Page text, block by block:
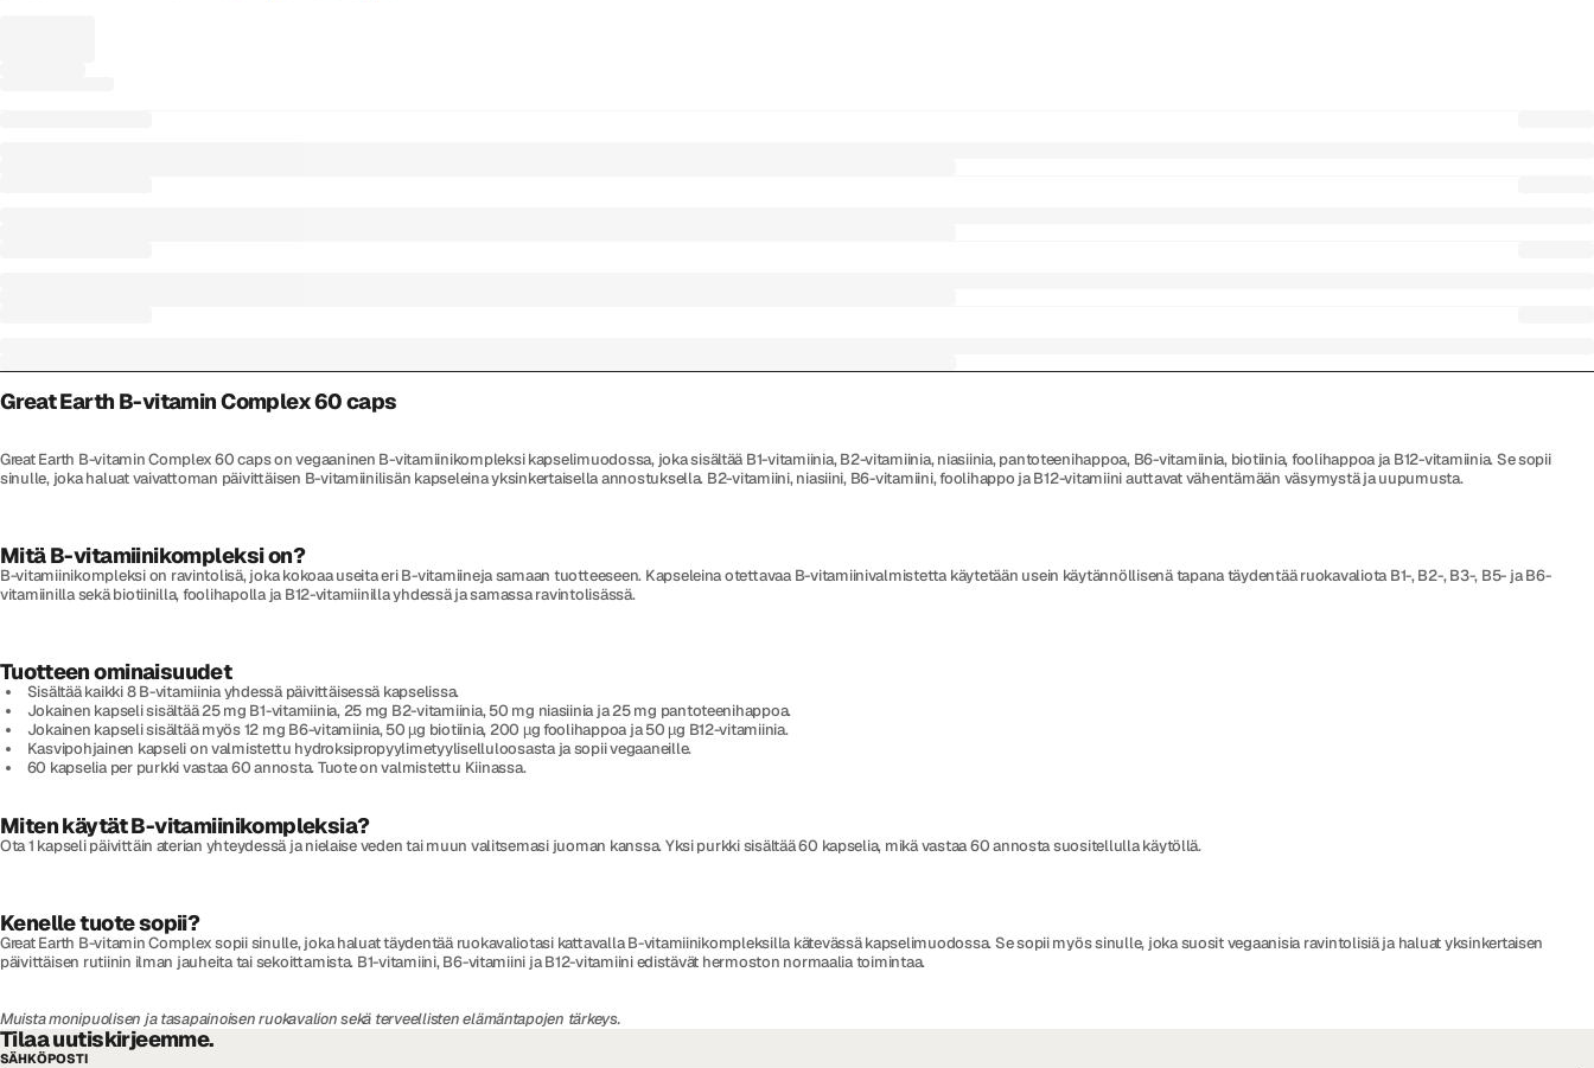
Great Earth B-vitamin Complex 60 caps
Great Earth B-vitamin Complex 60 caps on vegaaninen B-vitamiinikompleksi kapselimuodossa, joka sisältää B1-vitamiinia, B2-vitamiinia, niasiinia, pantoteenihappoa, B6-vitamiinia, biotiinia, foolihappoa ja B12-vitamiinia. Se sopii
sinulle, joka haluat vaivattoman päivittäisen B-vitamiinilisän kapseleina yksinkertaisella annostuksella. B2-vitamiini, niasiini, B6-vitamiini, foolihappo ja B12-vitamiini auttavat vähentämään väsymystä ja uupumusta.
Mitä B-vitamiinikompleksi on?
B-vitamiinikompleksi on ravintolisä, joka kokoaa useita eri B-vitamiineja samaan tuotteeseen. Kapseleina otettavaa B-vitamiinivalmistetta käytetään usein käytännöllisenä tapana täydentää ruokavaliota B1-, B2-, B3-, B5- ja B6-
vitamiinilla sekä biotiinilla, foolihapolla ja B12-vitamiinilla yhdessä ja samassa ravintolisässä.
Tuotteen ominaisuudet
Sisältää kaikki 8 B-vitamiinia yhdessä päivittäisessä kapselissa.
Jokainen kapseli sisältää 25 mg B1-vitamiinia, 25 mg B2-vitamiinia, 50 mg niasiinia ja 25 mg pantoteenihappoa.
Jokainen kapseli sisältää myös 12 mg B6-vitamiinia, 50 µg biotiinia, 200 µg foolihappoa ja 50 µg B12-vitamiinia.
Kasvipohjainen kapseli on valmistettu hydroksipropyylimetyyliselluloosasta ja sopii vegaaneille.
60 kapselia per purkki vastaa 60 annosta. Tuote on valmistettu Kiinassa.
Miten käytät B-vitamiinikompleksia?
Ota 1 kapseli päivittäin aterian yhteydessä ja nielaise veden tai muun valitsemasi juoman kanssa. Yksi purkki sisältää 60 kapselia, mikä vastaa 60 annosta suositellulla käytöllä.
Kenelle tuote sopii?
Great Earth B-vitamin Complex sopii sinulle, joka haluat täydentää ruokavaliotasi kattavalla B-vitamiinikompleksilla kätevässä kapselimuodossa. Se sopii myös sinulle, joka suosit vegaanisia ravintolisiä ja haluat yksinkertaisen
päivittäisen rutiinin ilman jauheita tai sekoittamista. B1-vitamiini, B6-vitamiini ja B12-vitamiini edistävät hermoston normaalia toimintaa.
Muista monipuolisen ja tasapainoisen ruokavalion sekä terveellisten elämäntapojen tärkeys.
Tilaa uutiskirjeemme.
SÄHKÖPOSTI